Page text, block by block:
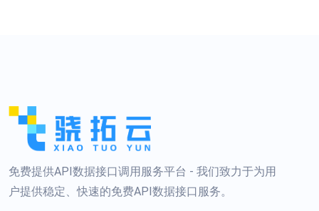
免费提供API数据接口调用服务平台 - 我们致力于为用
户提供稳定、快速的免费API数据接口服务。